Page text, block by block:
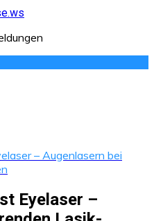
– Augenlasern bei
Eyelaser –